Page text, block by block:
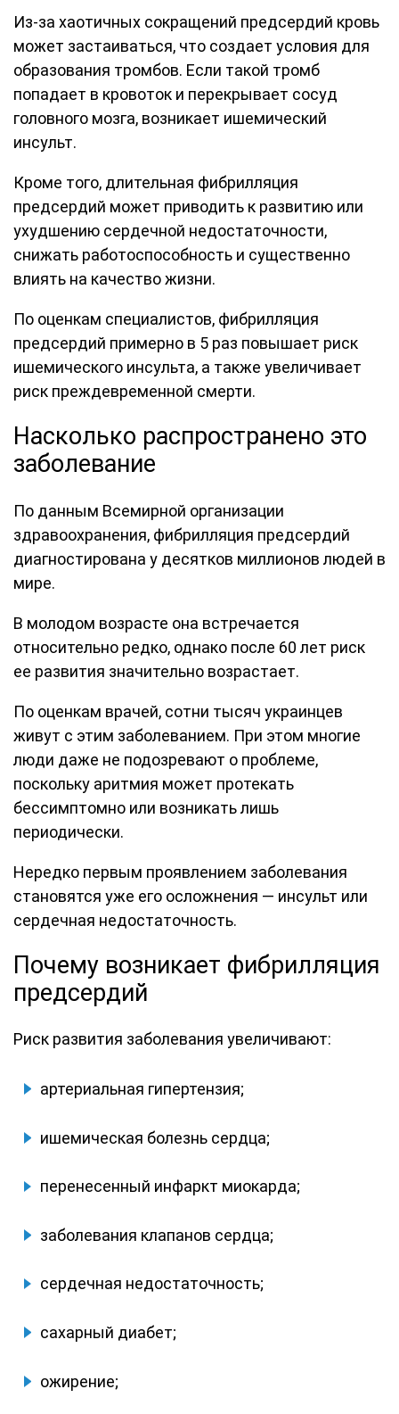
Из-за хаотичных сокращений предсердий кровь
может застаиваться, что создает условия для
образования тромбов. Если такой тромб
попадает в кровоток и перекрывает сосуд
головного мозга, возникает ишемический
инсульт.
Кроме того, длительная фибрилляция
предсердий может приводить к развитию или
ухудшению сердечной недостаточности,
снижать работоспособность и существенно
влиять на качество жизни.
По оценкам специалистов, фибрилляция
предсердий примерно в 5 раз повышает риск
ишемического инсульта, а также увеличивает
риск преждевременной смерти.
Насколько распространено это
заболевание
По данным Всемирной организации
здравоохранения, фибрилляция предсердий
диагностирована у десятков миллионов людей в
мире.
В молодом возрасте она встречается
относительно редко, однако после 60 лет риск
ее развития значительно возрастает.
По оценкам врачей, сотни тысяч украинцев
живут с этим заболеванием. При этом многие
люди даже не подозревают о проблеме,
поскольку аритмия может протекать
бессимптомно или возникать лишь
периодически.
Нередко первым проявлением заболевания
становятся уже его осложнения — инсульт или
сердечная недостаточность.
Почему возникает фибрилляция
предсердий
Риск развития заболевания увеличивают:
артериальная гипертензия;
ишемическая болезнь сердца;
перенесенный инфаркт миокарда;
заболевания клапанов сердца;
сердечная недостаточность;
сахарный диабет;
ожирение;